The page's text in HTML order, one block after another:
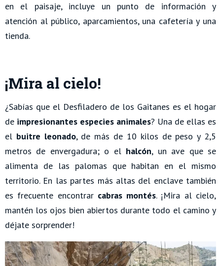
en el paisaje, incluye un punto de información y
atención al público, aparcamientos, una cafetería y una
tienda.
¡Mira al cielo!
¿Sabías que el Desfiladero de los Gaitanes es el hogar
de impresionantes especies animales? Una de ellas es
el buitre leonado, de más de 10 kilos de peso y 2,5
metros de envergadura; o el halcón, un ave que se
alimenta de las palomas que habitan en el mismo
territorio. En las partes más altas del enclave también
es frecuente encontrar cabras montés. ¡Mira al cielo,
mantén los ojos bien abiertos durante todo el camino y
déjate sorprender!